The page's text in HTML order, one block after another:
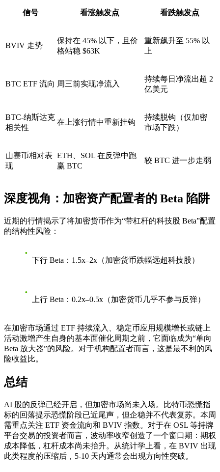
信号 看涨触发点 看跌触发点
BVIV 走势
保持在 45% 以下，且价
格站稳 $63K
重新飙升至 55% 以
上
BTC ETF 流向 周三前实现净流入
持续每日净流出超 2
亿美元
BTC-纳斯达克
相关性
在上涨行情中重新挂钩
持续脱钩（仅加密
市场下跌）
山寨币相对表
现
ETH、SOL 在反弹中跑
赢 BTC
较 BTC 进一步走弱
深度视角：加密资产配置者的 Beta 陷阱
近期的行情揭示了将加密货币作为“带杠杆的科技股 Beta”配置
的结构性风险：
下行 Beta ：1.5x–2x（加密货币跌幅远超科技股）
上行 Beta ：0.2x–0.5x（加密货币几乎不参与反弹）
在加密市场通过 ETF 持续流入、稳定币应用规模增长或链上
活动激增产生自身的基本面催化周期之前，它面临成为“单向
Beta 放大器”的风险。对于机构配置者而言，这是最不利的风
险收益比。
总结
AI 股的反弹已经开启，但加密市场尚未入场。比特币恐慌指
标的回落提示恐慌阶段已近尾声，但企稳并不代表复苏。本周
需重点关注 ETF 资金流向和 BVIV 指数。对于在 OSL 等持牌
平台交易的投资者而言，波动率收窄创造了一个窗口期：期权
成本降低，杠杆成本尚未抬升。从统计学上看，在 BVIV 出现
此类程度的压缩后，5-10 天内通常会出现方向性突破。